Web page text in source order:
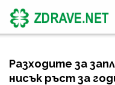
Разходите за
нисък ръст за